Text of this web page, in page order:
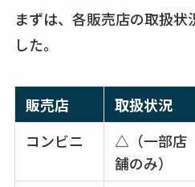
まずは、各販売店の取扱状
した。
販売店 取扱状況
コンビニ
△（一部店
舗のみ）